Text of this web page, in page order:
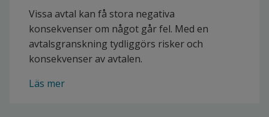
Vissa avtal kan få stora negativa
konsekvenser om något går fel. Med en
avtalsgranskning tydliggörs risker och
konsekvenser av avtalen.
Läs mer